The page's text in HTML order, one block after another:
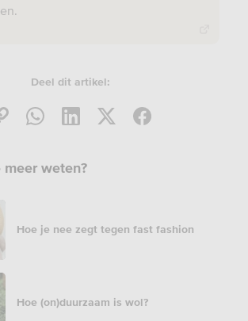
Deel dit artikel:
weten?
Hoe je nee zegt tegen fast fashion
Hoe (on)duurzaam is wol?